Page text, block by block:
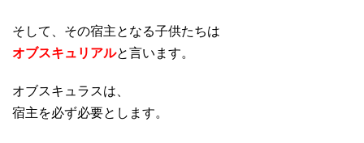
そして、その宿主となる子供たちは
オブスキュリアルと言います。
オブスキュラスは、
宿主を必ず必要とします。